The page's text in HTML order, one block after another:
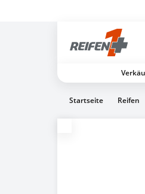
Startseite Reifen